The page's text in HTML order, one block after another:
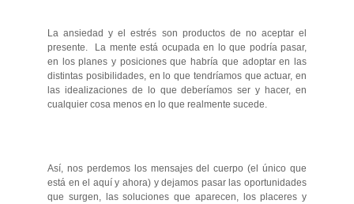
La ansiedad y el estrés son productos de no aceptar el
presente. La mente está ocupada en lo que podría pasar,
en los planes y posiciones que habría que adoptar en las
distintas posibilidades, en lo que tendríamos que actuar, en
las idealizaciones de lo que deberíamos ser y hacer, en
cualquier cosa menos en lo que realmente sucede.
Así, nos perdemos los mensajes del cuerpo (el único que
está en el aquí y ahora) y dejamos pasar las oportunidades
que surgen, las soluciones que aparecen, los placeres y